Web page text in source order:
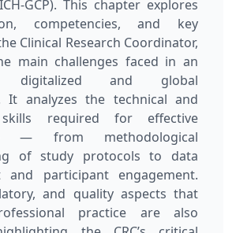
GCP). This chapter explores
competencies, and key
Clinical Research Coordinator,
main challenges faced in an
digitalized and global
It analyzes the technical and
skills required for effective
— from methodological
of study protocols to data
and participant engagement.
and quality aspects that
practice are also